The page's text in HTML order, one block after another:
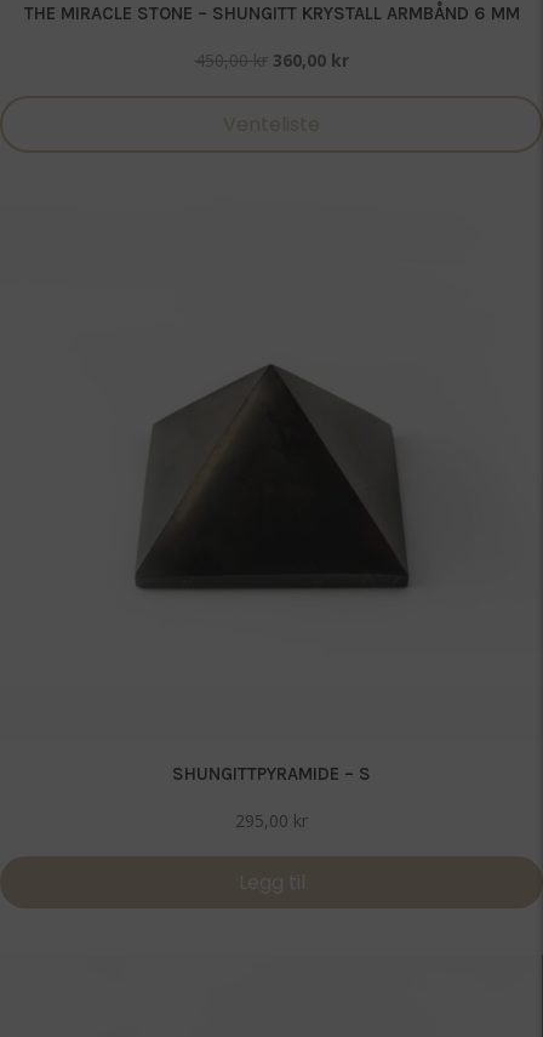
THE MIRACLE STONE – SHUNGITT KRYSTALL ARMBÅND 6 MM
450,00kr Opprinnelig
450,00 kr.
360,00 krNåværende
Venteliste
SHUNGITTPYRAMIDE – S
295,00 kr
Legg til